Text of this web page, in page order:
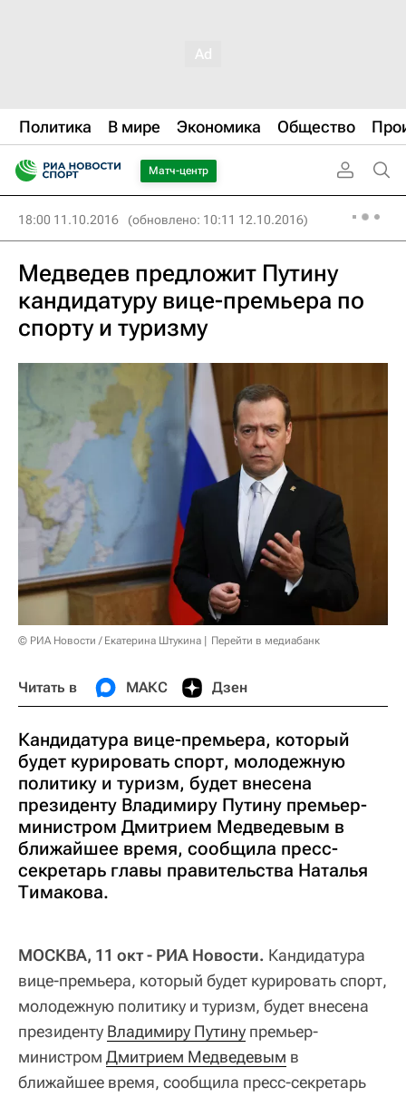
Политика В мире Экономика Общество
Матч-центр
18:00 11.10.2016 (обновлено: 10:11 12.10.2016)
Медведев предложит Путину
кандидатуру вице-премьера по
спорту и туризму
© РИА Новости / Екатерина Штукина Перейти в медиабанк
Читать в МАКС Дзен
Кандидатура вице-премьера, который
будет курировать спорт, молодежную
политику и туризм, будет внесена
президенту Владимиру Путину премьер-
министром Дмитрием Медведевым в
ближайшее время, сообщила пресс-
секретарь главы правительства Наталья
Тимакова.
МОСКВА, 11 окт - РИА Новости. Кандидатура
вице-премьера, который будет курировать спорт,
молодежную политику и туризм, будет внесена
президенту Владимиру Путину премьер-
министром Дмитрием Медведевым в
ближайшее время, сообщила пресс-секретарь